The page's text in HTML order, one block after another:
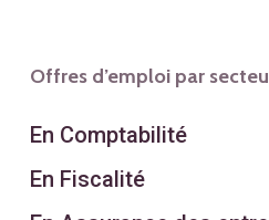
Offres d’emploi par
En Comptabilité
En Fiscalité